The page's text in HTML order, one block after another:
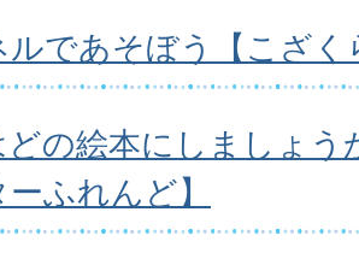
ルであそぼう【こざ
の絵本にしましょう
ふれんど】